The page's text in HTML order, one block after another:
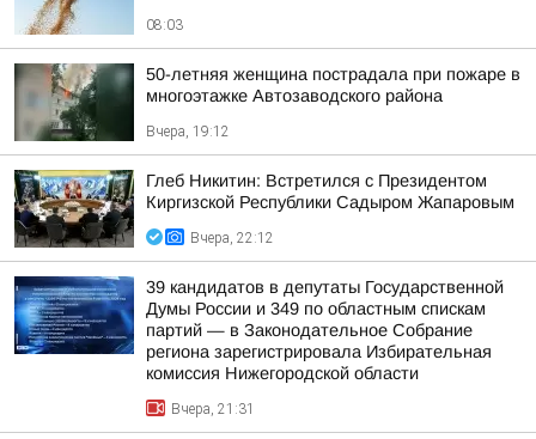
08:03
50-летняя женщина пострадала при пожаре в
многоэтажке Автозаводского района
Вчера, 19:12
Глеб Никитин: Встретился с Президентом
Киргизской Республики Садыром Жапаровым
Вчера, 22:12
39 кандидатов в депутаты Государственной
Думы России и 349 по областным спискам
партий — в Законодательное Собрание
региона зарегистрировала Избирательная
комиссия Нижегородской области
Вчера, 21:31